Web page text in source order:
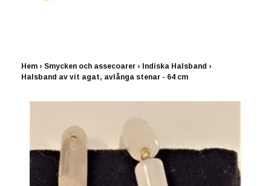
Hem › Smycken och assecoarer › Indiska Halsband ›
Halsband av vit agat, avlånga stenar - 64 cm